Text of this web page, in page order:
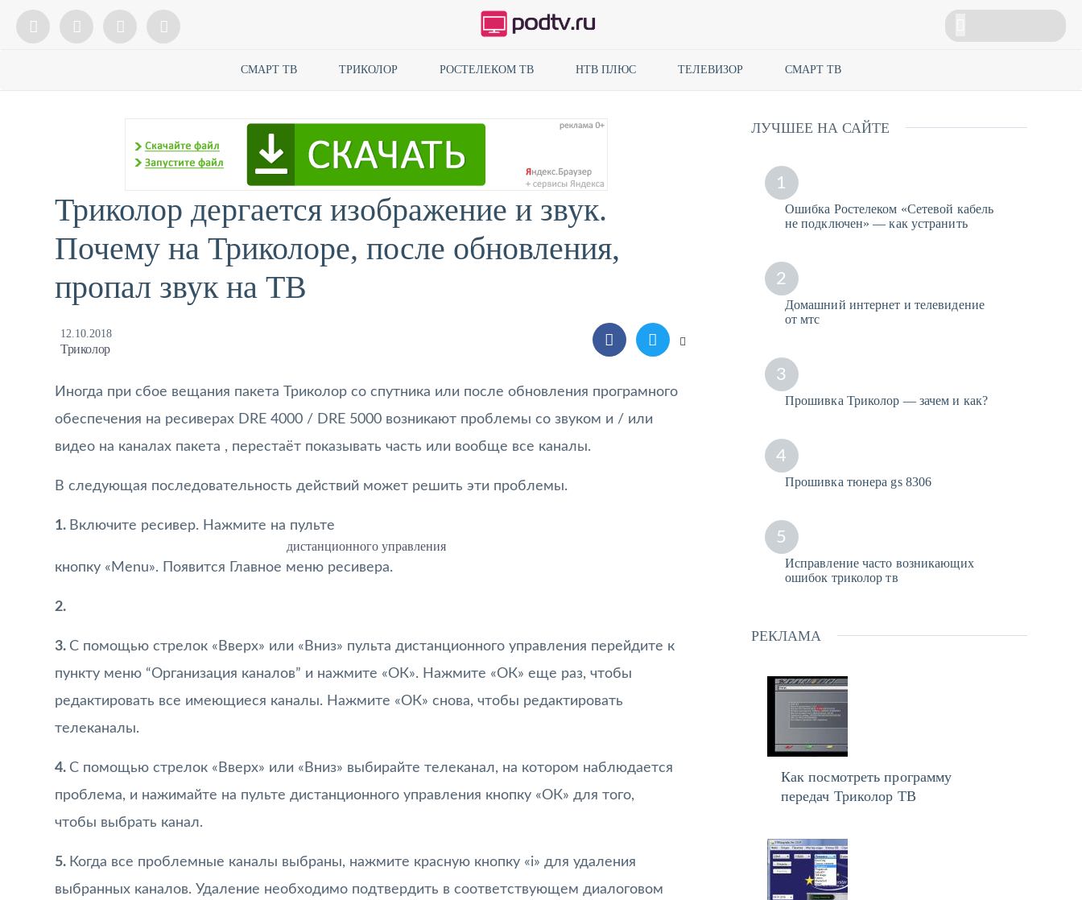
СМАРТ ТВ ТРИКОЛОР РОСТЕЛЕКОМ ТВ НТВ ПЛЮС ТЕЛЕВИЗОР СМАРТ ТВ
Триколор дергается изображение и звук.
Почему на Триколоре, после обновления,
пропал звук на ТВ
12.10.2018
Триколор
Иногда при сбое вещания пакета Триколор со спутника или после обновления програмного
обеспечения на ресиверах DRE 4000 / DRE 5000 возникают проблемы со звуком и / или
видео на каналах пакета , перестаёт показывать часть или вообще все каналы.
В следующая последовательность действий может решить эти проблемы.
1. Включите ресивер. Нажмите на пульте
дистанционного управления
кнопку «Menu». Появится Главное меню ресивера.
2.
3. С помощью стрелок «Вверх» или «Вниз» пульта дистанционного управления перейдите к
пункту меню “Организация каналов” и нажмите «ОК». Нажмите «ОК» еще раз, чтобы
редактировать все имеющиеся каналы. Нажмите «ОК» снова, чтобы редактировать
телеканалы.
4. С помощью стрелок «Вверх» или «Вниз» выбирайте телеканал, на котором наблюдается
проблема, и нажимайте на пульте дистанционного управления кнопку «ОК» для того,
чтобы выбрать канал.
5. Когда все проблемные каналы выбраны, нажмите красную кнопку «i» для удаления
выбранных каналов. Удаление необходимо подтвердить в соответствующем диалоговом
ЛУЧШЕЕ НА САЙТЕ
1
Ошибка Ростелеком «Сетевой кабель
не подключен» — как устранить
2
Домашний интернет и телевидение
от мтс
3
Прошивка Триколор — зачем и как?
4
Прошивка тюнера gs 8306
5
Исправление часто возникающих
ошибок триколор тв
РЕКЛАМА
Как посмотреть программу
передач Триколор ТВ